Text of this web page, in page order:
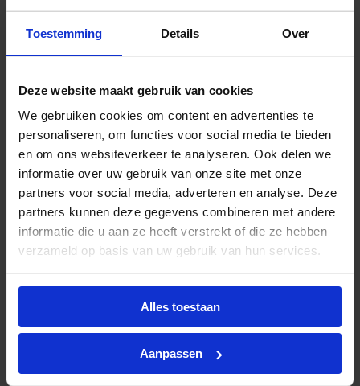
Toestemming Details Over
Deze website maakt gebruik van cookies
We gebruiken cookies om content en advertenties te
personaliseren, om functies voor social media te bieden
en om ons websiteverkeer te analyseren. Ook delen we
informatie over uw gebruik van onze site met onze
partners voor social media, adverteren en analyse. Deze
partners kunnen deze gegevens combineren met andere
informatie die u aan ze heeft verstrekt of die ze hebben
verzameld op basis van uw gebruik van hun services.
Alles toestaan
Aanpassen
aan een lange levensduur en goede werking van
de LED’s.
De LED strips worden exclusief 24V voeding
geleverd. Zorg dat de voeding altijd 10%
overcapaciteit heeft ten opzichte van de LED strip.
Bijbehorende producten
Pro 10 aluminium LED strip U-profiel opbouw
2000mm
+
€ 31,64 excl. btw